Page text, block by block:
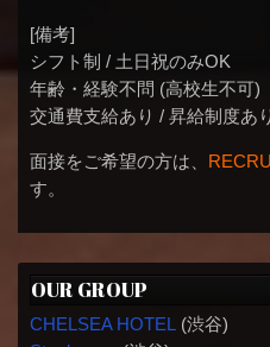
[備考]
シフト制 / 土日祝のみOK
年齢・経験不問 (高校生不可)
交通費支給あり / 昇給制度あ
面接をご希望の方は、
す。
OUR GROUP
CHELSEA HOTEL (渋谷)